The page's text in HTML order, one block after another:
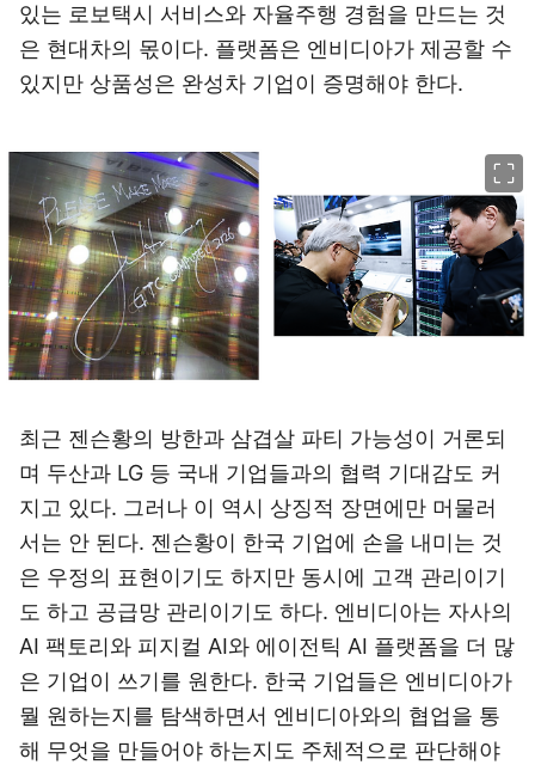
있는 로보택시 서비스와 자율주행 경험을 만드는 것
은 현대차의 몫이다. 플랫폼은 엔비디아가 제공할 수
있지만 상품성은 완성차 기업이 증명해야 한다.
최근 젠슨황의 방한과 삼겹살 파티 가능성이 거론되
며 두산과 LG 등 국내 기업들과의 협력 기대감도 커
지고 있다. 그러나 이 역시 상징적 장면에만 머물러
서는 안 된다. 젠슨황이 한국 기업에 손을 내미는 것
은 우정의 표현이기도 하지만 동시에 고객 관리이기
도 하고 공급망 관리이기도 하다. 엔비디아는 자사의
AI 팩토리와 피지컬 AI와 에이전틱 AI 플랫폼을 더 많
은 기업이 쓰기를 원한다. 한국 기업들은 엔비디아가
뭘 원하는지를 탐색하면서 엔비디아와의 협업을 통
해 무엇을 만들어야 하는지도 주체적으로 판단해야